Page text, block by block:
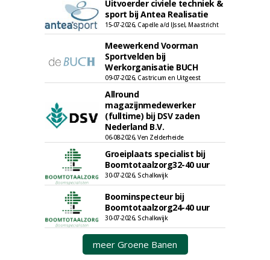
Uitvoerder civiele techniek &
sport bij Antea Realisatie
15-07-2026, Capelle a/d IJssel, Maastricht
Meewerkend Voorman
Sportvelden bij
Werkorganisatie BUCH
09-07-2026, Castricum en Uitgeest
Allround
magazijnmedewerker
(fulltime) bij DSV zaden
Nederland B.V.
06-08-2026, Ven Zelderheide
Groeiplaats specialist bij
Boomtotaalzorg32-40 uur
30-07-2026, Schalkwijk
Boominspecteur bij
Boomtotaalzorg24-40 uur
30-07-2026, Schalkwijk
meer Groene Banen